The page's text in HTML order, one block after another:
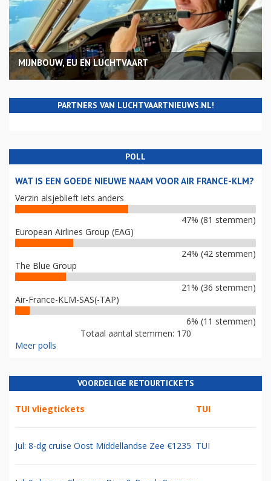
MIJNBOUW, EU EN LUCHTVAART
PARTNERS VAN LUCHTVAARTNIEUWS.NL!
POLL
WAT IS EEN GOEDE NIEUWE NAAM VOOR AIR FRANCE-KLM?
Verzin alsjeblieft iets anders
47% (81 stemmen)
European Airlines Group (EAG)
24% (42 stemmen)
The Blue Group
21% (36 stemmen)
Air-France-KLM-SAS(-TAP)
6% (11 stemmen)
Totaal aantal stemmen: 170
Meer polls
VOORDELIGE RETOURTICKETS
TUI vliegtickets TUI
Jul: 8-dg cruise Oost Middellandse Zee €1235 TUI